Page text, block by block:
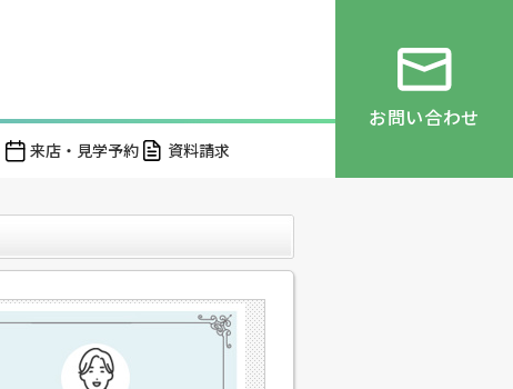
来店・見学予約 資料請求
お問い合わせ